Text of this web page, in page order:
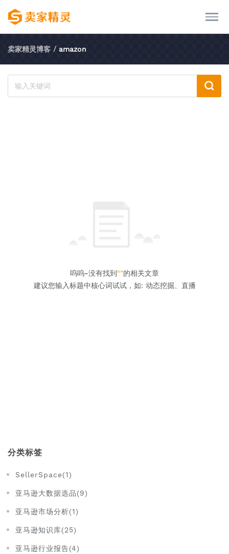
卖家精灵博客 / amazon
呜呜~没有找到 “”的相关文章
建议您输入标题中核心词试试，如: 动态挖掘、直播
分类标签
SellerSpace(1)
亚马逊大数据选品(9)
亚马逊市场分析(1)
亚马逊知识库(25)
亚马逊行业报告(4)